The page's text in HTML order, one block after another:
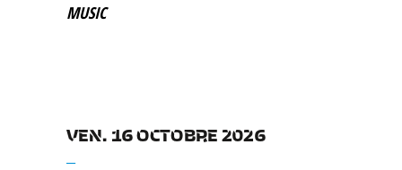
MUSIC
VEN. 16 OCTOBRE 2026